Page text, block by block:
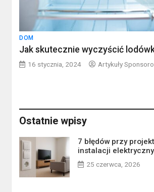
DOM
Jak skutecznie wyczyścić
16 stycznia, 2024 Artykuły
Ostatnie wpisy
7 błędów przy
instalacji
25 czerwca, 2026